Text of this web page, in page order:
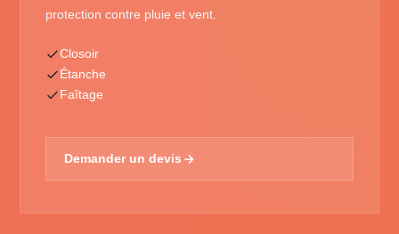
protection contre pluie et vent.
Closoir
Étanche
Faîtage
Demander un devis